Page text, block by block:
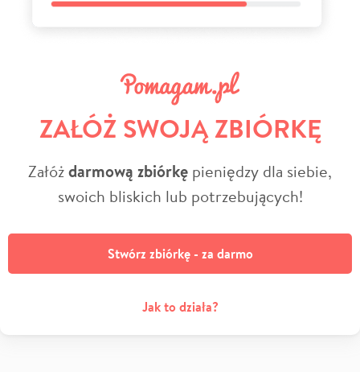
ZAŁÓŻ SWOJĄ ZBIÓRKĘ
Załóżdarmową zbiórkę pieniędzy dla siebie,
swoich bliskich lub potrzebujących!
Stwórz zbiórkę - za darmo
Jak to działa?